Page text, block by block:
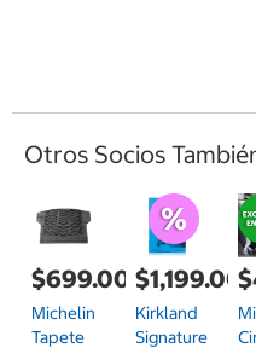
Otros Socios
$699.00
Michelin
Tapete
$1,199.00
Kirkland
Signature